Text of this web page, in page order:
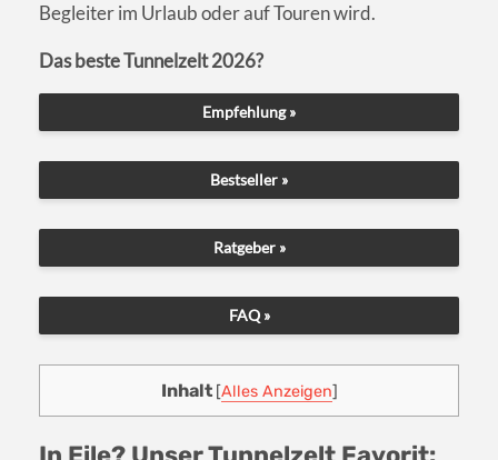
Begleiter im Urlaub oder auf Touren wird.
Das beste Tunnelzelt 2026?
Empfehlung »
Bestseller »
Ratgeber »
FAQ »
Inhalt [Alles Anzeigen]